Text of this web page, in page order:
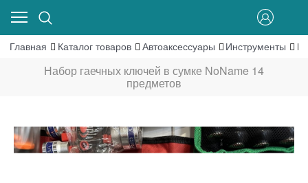
Главная Каталог товаров Автоаксессуары Инструменты
Набор гаечных ключей в сумке NoName 14
предметов